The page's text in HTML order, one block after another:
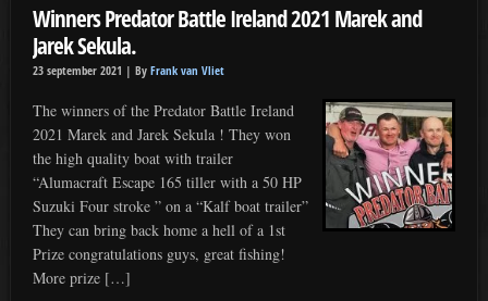
Winners Predator Battle Ireland 2021 Marek and
Jarek Sekula.
23 september 2021 | By Frank van Vliet
The winners of the Predator Battle Ireland
2021 Marek and Jarek Sekula ! They won
the high quality boat with trailer
“Alumacraft Escape 165 tiller with a 50 HP
Suzuki Four stroke ” on a “Kalf boat trailer”
They can bring back home a hell of a 1st
Prize congratulations guys, great fishing!
More prize […]